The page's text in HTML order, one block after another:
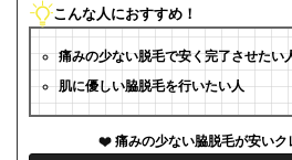
こんな人におすすめ！
痛みの少ない脱毛で安く完了させたい
肌に優しい脇脱毛を行いたい人
痛みの少ない脇脱毛が安いク